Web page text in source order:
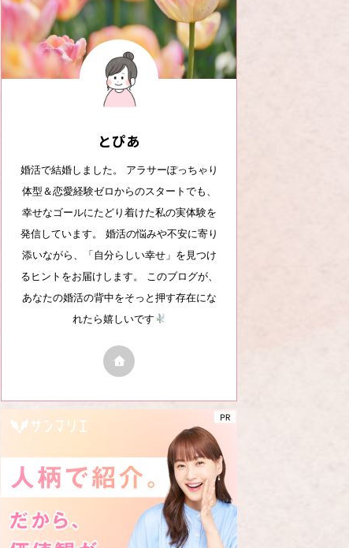
とぴあ
婚活で結婚しました。 アラサーぽっちゃり
体型＆恋愛経験ゼロからのスタートでも、
幸せなゴールにたどり着けた私の実体験を
発信しています。 婚活の悩みや不安に寄り
添いながら、「自分らしい幸せ」を見つけ
るヒントをお届けします。 このブログが、
あなたの婚活の背中をそっと押す存在にな
れたら嬉しいです